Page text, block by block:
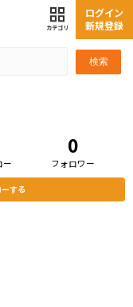
検索
ログイン
新規登録
ー
0
フォロワー
する